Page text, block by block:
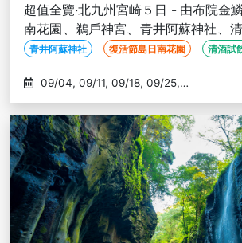
超值全覽‧北九州宮崎５日 - 由布院金
南花園、鵜戶神宮、青井阿蘇神社、
熊本熊-台中出發
青井阿蘇神社 復活節島日南花園 清酒試
10/02